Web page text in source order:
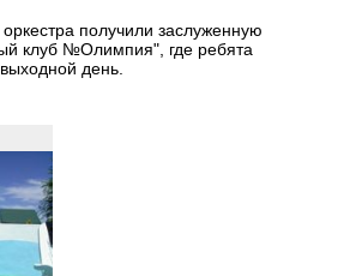
получили заслуженную
клуб №Олимпия", где ребята
день.